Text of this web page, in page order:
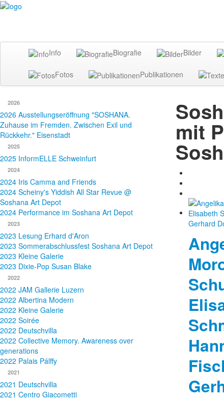
Info Biografie Bilder
Fotos Publikationen
2026
2026 Ausstellungseröffnung "SOSHANA.
Zuhause im Fremden. Zwischen Exil und
Rückkehr." Eisenstadt
2025
2025 InformELLE Schweinfurt
2024
2024 Iris Camma and Friends
2024 Scheiny's Yiddish All Star Revue @
Soshana Art Depot
2024 Performance im Soshana Art Depot
2023
2023 Lesung Erhard d'Aron
2023 Sommerabschlussfest Soshana Art Depot
2023 Kleine Galerie
2023 Dixie-Pop Susan Blake
2022
2022 JAM Gallerie Luzern
2022 Albertina Modern
2022 Kleine Galerie
2022 Soirée
2022 Deutschvilla
2022 Collective Memory. Awareness over
generations
2022 Palais Pálffy
2021
2021 Deutschvilla
2021 Centro Giacometti
mit